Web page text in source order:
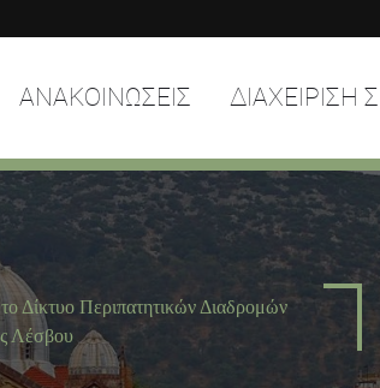
ΑΝΑΚΟΙΝΩΣΕΙΣ ΔΙΑΧΕΙΡΙΣΗ
Δίκτυο Περιπατητικών Διαδρομών
Λέσβου